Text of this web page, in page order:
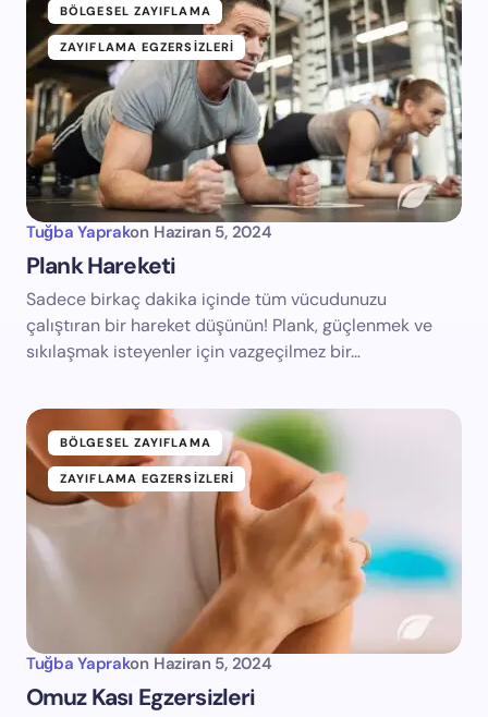
BÖLGESEL ZAYIFLAMA
ZAYIFLAMA EGZERSIZLERI
Tuğba Yaprakon Haziran 5, 2024
Plank Hareketi
Sadece birkaç dakika içinde tüm vücudunuzu
çalıştıran bir hareket düşünün! Plank, güçlenmek ve
sıkılaşmak isteyenler için vazgeçilmez bir…
BÖLGESEL ZAYIFLAMA
ZAYIFLAMA EGZERSIZLERI
Tuğba Yaprakon Haziran 5, 2024
Omuz Kası Egzersizleri